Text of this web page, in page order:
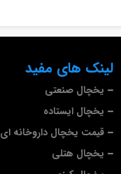
لینک های مفید
یخچال صنعتی
یخچال ایستاده
قیمت یخچال داروخانه ای
یخچال هتلی